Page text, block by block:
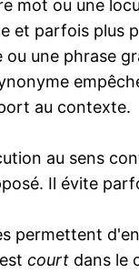
mot ou une
et parfois plus
une phrase
au contexte.
au sens
Il évite
permettent
court dans le